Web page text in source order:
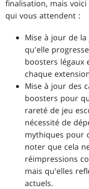
finalisation, mais
qui vous attendent :
Mise à jour de
qu'elle
boosters légaux
chaque
Mise à jour des
boosters pour
rareté de jeu
nécessité de
mythiques pour
noter que cela
réimpressions
mais qu'elles
actuels.